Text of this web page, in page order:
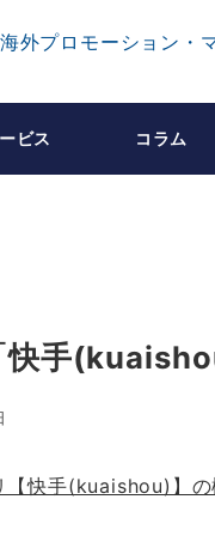
ビス コラム
快手
快手(kuaishou)】